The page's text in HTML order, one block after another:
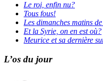
Le roi, enfin nu?
Tous fous!
Les dimanches matins
Et la Syrie, on en est où?
Meurice et sa dernière
L’os du jour